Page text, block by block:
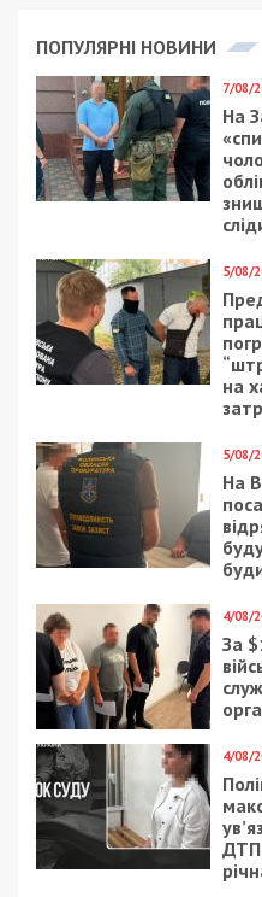
Предыдущая статья:
В Днепре объявили
Газманова
В Украине
оперативной
17/02/2024 - 21:21
проведе
реконструкцію
водогону на
Миколаївщині і
використає труби до
2,5 раза дорожче
ринку